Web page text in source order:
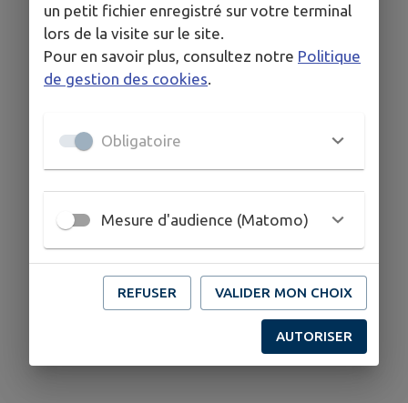
un petit fichier enregistré sur votre terminal
lors de la visite sur le site.
Pour en savoir plus, consultez notre Politique
de gestion des cookies
Obligatoire
Mesure d'audience (Matomo)
REFUSER VALIDER MON CHOIX
AUTORISER